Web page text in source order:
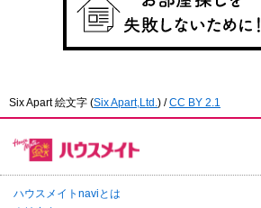
Six Apart 絵文字 (Six Apart,Ltd. ) /CC BY 2.1
ハウスメイトnaviとは